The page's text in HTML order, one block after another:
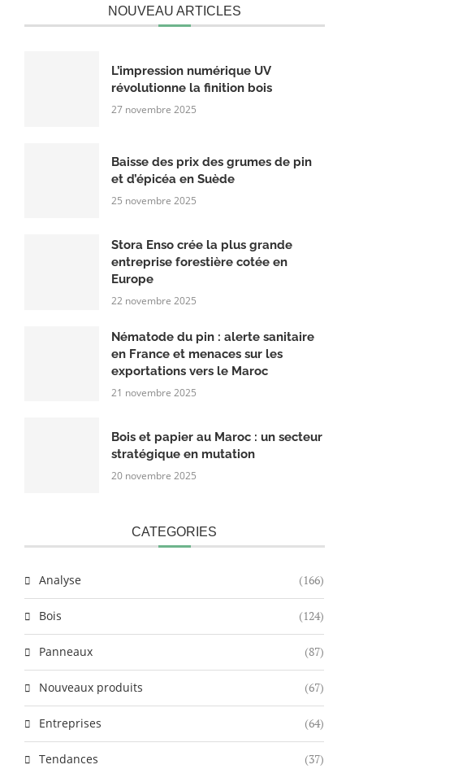
NOUVEAU ARTICLES
L’impression numérique UV
révolutionne la finition bois
27 novembre 2025
Baisse des prix des grumes de pin
et d’épicéa en Suède
25 novembre 2025
Stora Enso crée la plus grande
entreprise forestière cotée en
Europe
22 novembre 2025
Nématode du pin : alerte sanitaire
en France et menaces sur les
exportations vers le Maroc
21 novembre 2025
Bois et papier au Maroc : un secteur
stratégique en mutation
20 novembre 2025
CATEGORIES
Analyse (166)
Bois (124)
Panneaux (87)
Nouveaux produits (67)
Entreprises (64)
Tendances (37)